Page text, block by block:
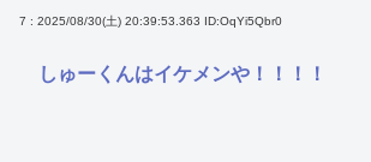
7 : 2025/08/30(土) 20:39:53.363 ID:OqYi5Qbr0
しゅーくんはイケメンや！！！！